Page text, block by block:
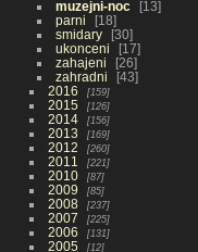
muzejni-noc
13
parni
18
smidary
30
ukonceni
17
zahajeni
26
zahradni
43
2016
159
2015 126
2014 156
2013 169
2012 260
2011 221
2010 87
2009 85
2008 237
2007 225
2006 131
2005 12